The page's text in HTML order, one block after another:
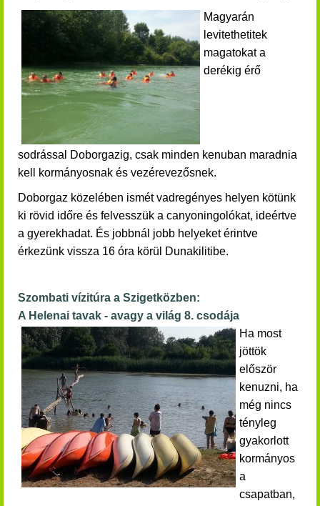
Magyarán
levitethetitek
magatokat a
derékig érő
sodrással Doborgazig, csak minden kenuban maradnia
kell kormányosnak és vezérevezősnek.
Doborgaz közelében ismét vadregényes helyen kötünk
ki rövid időre és felvesszük a canyoningolókat, ideértve
a gyerekhadat. És jobbnál jobb helyeket érintve
érkezünk vissza 16 óra körül
Dunakilitibe.
Szombati vízitúra a Szigetközben:
A Helenai tavak - avagy a világ 8. csodája
Ha most
jöttök
először
kenuzni, ha
még nincs
tényleg
gyakorlott
kormányos
a
csapatban,